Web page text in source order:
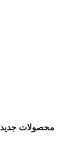
محصولات جدید